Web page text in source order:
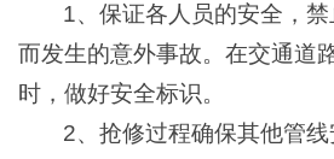
1、保证各人员的安全，
而发生的意外事故。在交通道
时，做好安全标识。
2、抢修过程确保其他管